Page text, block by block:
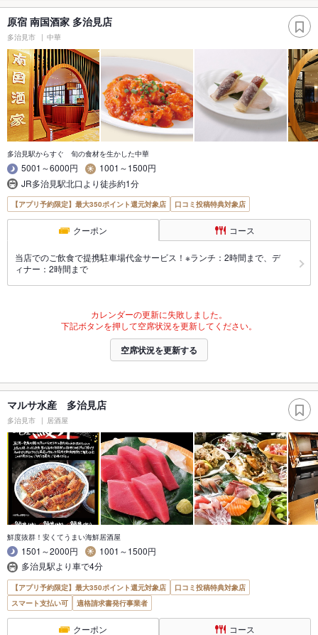
原宿 南国酒家 多治見店
多治見市 中華
多治見駅からすぐ 旬の食材を生かした中華
5001～6000円
1001～1500円
JR多治見駅北口より徒歩約1分
【アプリ予約限定】最大350ポイント還元対象店 口コミ投稿特典対象店
クーポン コース
当店でのご飲食で提携駐車場代金サービス！※ランチ：2時間まで、デ
ィナー：2時間まで
カレンダーの更新に失敗しました。
下記ボタンを押して空席状況を更新してください。
空席状況を更新する
マルサ水産 多治見店
多治見市 居酒屋
鮮度抜群！安くてうまい海鮮居酒屋
1501～2000円
1001～1500円
多治見駅より車で4分
【アプリ予約限定】最大350ポイント還元対象店
口コミ投稿特典対象店
スマート支払い可
適格請求書発行事業者
クーポン コース